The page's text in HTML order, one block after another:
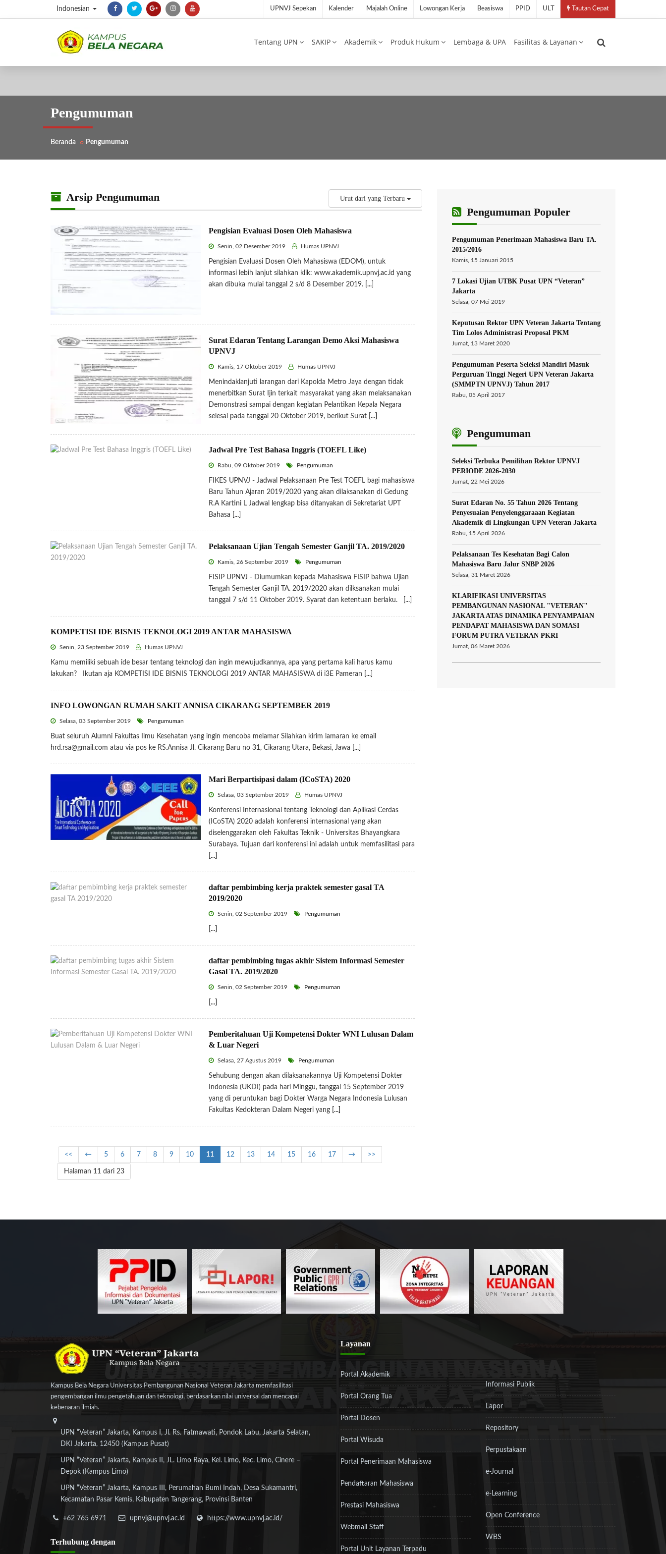
Indonesian UPNVJ Sepekan Kalender Majalah Online Lowongan Kerja Beasiswa PPID ULT Tautan Cepat
Tentang UPN SAKIP Akademik Produk Hukum Lembaga & UPA Fasilitas & Layanan
Pengumuman
Beranda Pengumuman
Arsip Pengumuman Urut dari yang Terbaru
Pengisian Evaluasi Dosen Oleh Mahasiswa
Senin, 02 Desember 2019 Humas UPNVJ
Pengisian Evaluasi Dosen Oleh Mahasiswa (EDOM), untuk
informasi lebih lanjut silahkan klik: www.akademik.upnvj.ac.id yang
akan dibuka mulai tanggal 2 s/d 8 Desember 2019. [...]
Surat Edaran Tentang Larangan Demo Aksi Mahasiswa
UPNVJ
Kamis, 17 Oktober 2019 Humas UPNVJ
Menindaklanjuti larangan dari Kapolda Metro Jaya dengan tidak
menerbitkan Surat Ijin terkait masyarakat yang akan melaksanakan
Demonstrasi sampai dengan kegiatan Pelantikan Kepala Negara
selesai pada tanggal 20 Oktober 2019, berikut Surat [...]
Jadwal Pre Test Bahasa Inggris (TOEFL Like)
Rabu, 09 Oktober 2019 Pengumuman
FIKES UPNVJ - Jadwal Pelaksanaan Pre Test TOEFL bagi mahasiswa
Baru Tahun Ajaran 2019/2020 yang akan dilaksanakan di Gedung
R.A Kartini L Jadwal lengkap bisa ditanyakan di Sekretariat UPT
Bahasa
[...]
Pelaksanaan Ujian Tengah Semester Ganjil TA. 2019/2020
Kamis, 26 September 2019 Pengumuman
FISIP UPNVJ - Diumumkan kepada Mahasiswa FISIP bahwa Ujian
Tengah Semester Ganjil TA. 2019/2020 akan dilksanakan mulai
tanggal 7 s/d 11 Oktober 2019. Syarat dan ketentuan berlaku.
[...]
KOMPETISI IDE BISNIS TEKNOLOGI 2019 ANTAR MAHASISWA
Senin, 23 September 2019 Humas UPNVJ
Kamu memiliki sebuah ide besar tentang teknologi dan ingin mewujudkannya, apa yang pertama kali harus kamu
lakukan? Ikutan aja KOMPETISI IDE BISNIS TEKNOLOGI 2019 ANTAR MAHASISWA di i3E Pameran
[...]
INFO LOWONGAN RUMAH SAKIT ANNISA CIKARANG SEPTEMBER 2019
Selasa, 03 September 2019 Pengumuman
Buat seluruh Alumni Fakultas Ilmu Kesehatan yang ingin mencoba melamar Silahkan kirim lamaran ke email
hrd.rsa@gmail.com atau via pos ke RS.Annisa Jl. Cikarang Baru no 31, Cikarang Utara, Bekasi, Jawa
[...]
Mari Berpartisipasi dalam (ICoSTA) 2020
Selasa, 03 September 2019 Humas UPNVJ
Konferensi Internasional tentang Teknologi dan Aplikasi Cerdas
(ICoSTA) 2020 adalah konferensi internasional yang akan
diselenggarakan oleh Fakultas Teknik - Universitas Bhayangkara
Surabaya. Tujuan dari konferensi ini adalah untuk memfasilitasi para
[...]
daftar pembimbing kerja praktek semester gasal TA
2019/2020
Senin, 02 September 2019 Pengumuman
[...]
daftar pembimbing tugas akhir Sistem Informasi Semester
Gasal TA. 2019/2020
Senin, 02 September 2019 Pengumuman
[...]
Pemberitahuan Uji Kompetensi Dokter WNI Lulusan Dalam
& Luar Negeri
Selasa, 27 Agustus 2019 Pengumuman
Sehubung dengan akan dilaksanakannya Uji Kompetensi Dokter
Indonesia (UKDI) pada hari Minggu, tanggal 15 September 2019
yang di peruntukan bagi Dokter Warga Negara Indonesia Lulusan
Fakultas Kedokteran Dalam Negeri yang [...]
<< ← 5 6 7 8 9 10 11 12 13 14 15 16 17 → >>
Halaman 11 dari 23
Pengumuman Populer
Pengumuman Penerimaan Mahasiswa Baru TA.
2015/2016
Kamis, 15 Januari 2015
7 Lokasi Ujian UTBK Pusat UPN “Veteran”
Jakarta
Selasa, 07 Mei 2019
Keputusan Rektor UPN Veteran Jakarta Tentang
Tim Lolos Administrasi Proposal PKM
Jumat, 13 Maret 2020
Pengumuman Peserta Seleksi Mandiri Masuk
Perguruan Tinggi Negeri UPN Veteran Jakarta
(SMMPTN UPNVJ) Tahun 2017
Rabu, 05 April 2017
Pengumuman
Seleksi Terbuka Pemilihan Rektor UPNVJ
PERIODE 2026-2030
Jumat, 22 Mei 2026
Surat Edaran No. 55 Tahun 2026 Tentang
Penyesuaian Penyelenggaraaan Kegiatan
Akademik di Lingkungan UPN Veteran Jakarta
Rabu, 15 April 2026
Pelaksanaan Tes Kesehatan Bagi Calon
Mahasiswa Baru Jalur SNBP 2026
Selasa, 31 Maret 2026
KLARIFIKASI UNIVERSITAS
PEMBANGUNAN NASIONAL "VETERAN"
JAKARTA ATAS DINAMIKA PENYAMPAIAN
PENDAPAT MAHASISWA DAN SOMASI
FORUM PUTRA VETERAN PKRI
Jumat, 06 Maret 2026
Kampus Bela Negara Universitas Pembangunan Nasional Veteran Jakarta memfasilitasi
pengembangan ilmu pengetahuan dan teknologi, berdasarkan nilai universal dan mencapai
kebenaran ilmiah.
UPN “Veteran” Jakarta, Kampus I, Jl. Rs. Fatmawati, Pondok Labu, Jakarta Selatan,
DKI Jakarta, 12450 (Kampus Pusat)
UPN “Veteran” Jakarta, Kampus II, JL. Limo Raya, Kel. Limo, Kec. Limo, Cinere –
Depok (Kampus Limo)
UPN “Veteran” Jakarta, Kampus III, Perumahan Bumi Indah, Desa Sukamantri,
Kecamatan Pasar Kemis, Kabupaten Tangerang, Provinsi Banten
+62 765 6971 upnvj@upnvj.ac.id https://www.upnvj.ac.id/
Terhubung dengan
Layanan
Portal Akademik
Portal Orang Tua
Portal Dosen
Portal Wisuda
Portal Penerimaan Mahasiswa
Pendaftaran Mahasiswa
Prestasi Mahasiswa
Webmail Staff
Portal Unit Layanan Terpadu
Informasi Publik
Lapor
Repository
Perpustakaan
e-Journal
e-Learning
Open Conference
WBS